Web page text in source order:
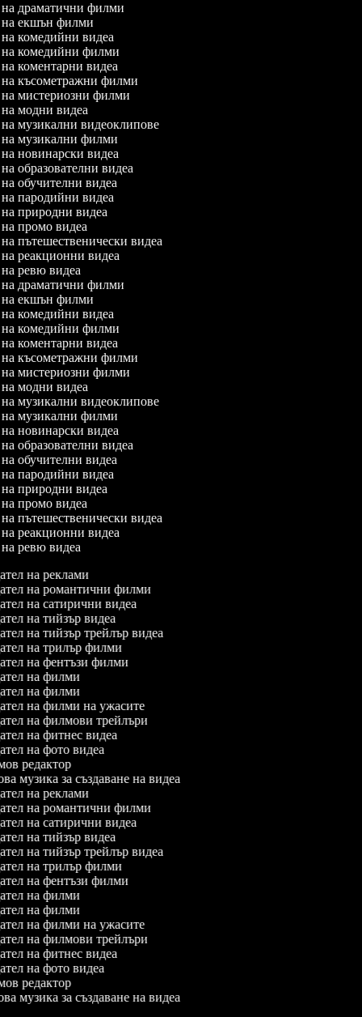
на драматични филми
на екшън филми
на комедийни видеа
на комедийни филми
на коментарни видеа
на късометражни филми
на мистериозни филми
на модни видеа
на музикални видеоклипове
на музикални филми
на новинарски видеа
на образователни видеа
на обучителни видеа
на пародийни видеа
на природни видеа
на промо видеа
на пътешественически видеа
на реакционни видеа
на ревю видеа
на драматични филми
на екшън филми
на комедийни видеа
на комедийни филми
на коментарни видеа
на късометражни филми
на мистериозни филми
на модни видеа
на музикални видеоклипове
на музикални филми
на новинарски видеа
на образователни видеа
на обучителни видеа
на пародийни видеа
на природни видеа
на промо видеа
на пътешественически видеа
на реакционни видеа
на ревю видеа
на реклами
на романтични филми
на сатирични видеа
на тийзър видеа
на тийзър трейлър видеа
на трилър филми
на фентъзи филми
на филми
на филми
на филми на ужасите
на филмови трейлъри
на фитнес видеа
на фото видеа
редактор
музика за създаване на видеа
на реклами
на романтични филми
на сатирични видеа
на тийзър видеа
на тийзър трейлър видеа
на трилър филми
на фентъзи филми
на филми
на филми
на филми на ужасите
на филмови трейлъри
на фитнес видеа
на фото видеа
редактор
музика за създаване на видеа